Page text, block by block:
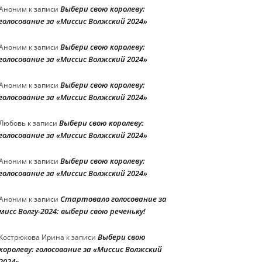
к записи Выбери свою королеву:
за «Миссис Волжский 2024»
к записи Выбери свою королеву:
за «Миссис Волжский 2024»
к записи Выбери свою королеву:
за «Миссис Волжский 2024»
к записи Выбери свою королеву:
за «Миссис Волжский 2024»
к записи Выбери свою королеву:
за «Миссис Волжский 2024»
к записи Стартовало голосование за
Волгу-2024: выбери свою реченьку!
Ирина к записи Выбери свою
голосование за «Миссис Волжский